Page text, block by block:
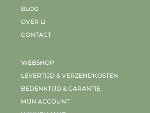
BLOG
OVER LI
CONTACT
WEBSHOP
LEVERTIJD & VERZENDKOSTEN
BEDENKTIJD & GARANTIE
MIJN ACCOUNT